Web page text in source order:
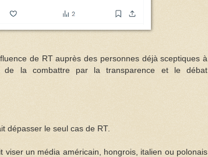
de RT auprès des personnes déjà sceptiques à
de la combattre par la transparence et le débat
dépasser le seul cas de RT.
un média américain, hongrois, italien ou polonais